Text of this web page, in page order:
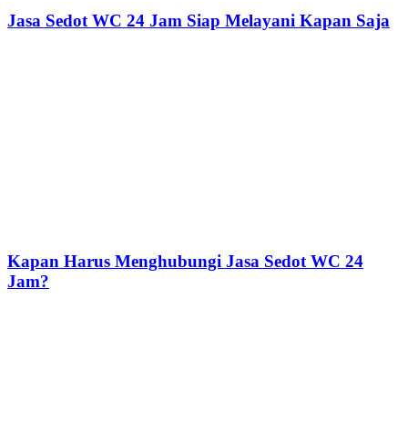
Jasa Sedot WC 24 Jam Siap Melayani Kapan Saja
Kapan Harus Menghubungi Jasa Sedot WC 24
Jam?